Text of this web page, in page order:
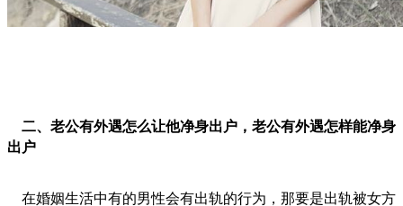
二、老公有外遇怎么让他净身出户，老公有外遇怎样能净身
出户
在婚姻生活中有的男性会有出轨的行为，那要是出轨被女方